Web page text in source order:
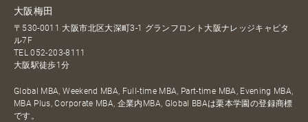
大阪梅田
〒530-0011 大阪市北区大深町3-1 グランフロント大阪ナレッジキャピタ
ル7F
TEL052-203-8111
大阪駅徒歩1分
Global MBA, Weekend MBA, Full-time MBA, Part-time MBA, Evening MBA,
MBA Plus, Corporate MBA, 企業内MBA, Global BBAは栗本学園の登録商標
です。